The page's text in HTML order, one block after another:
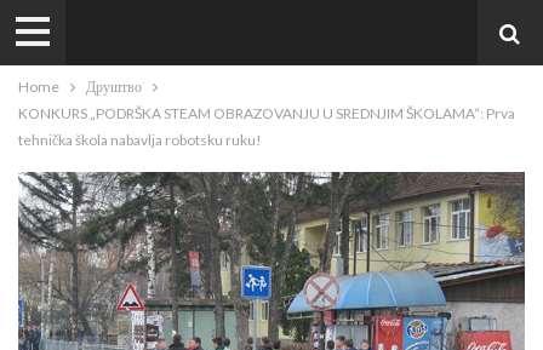
Home
Друштво
KONKURS „PODRŠKA STEAM OBRAZOVANJU U SREDNJIM ŠKOLAMA“: Prva
tehnička škola nabavlja robotsku ruku!